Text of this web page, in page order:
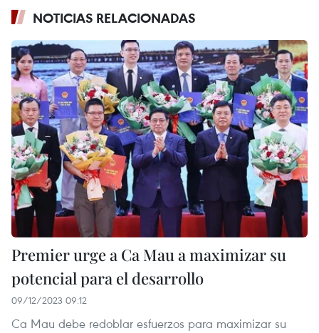
NOTICIAS RELACIONADAS
Premier urge a Ca Mau a maximizar su
potencial para el desarrollo
09/12/2023 09:12
Ca Mau debe redoblar esfuerzos para maximizar su